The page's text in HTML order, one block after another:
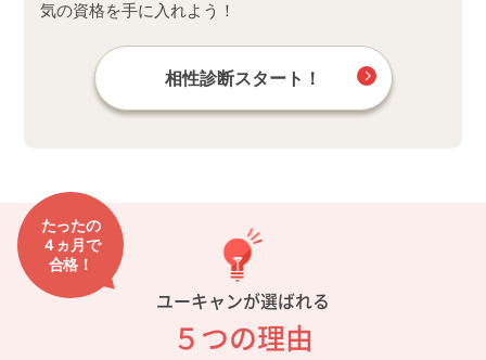
気の資格を手に入れよう！
相性診断スタート！
たったの
４ヵ月で
合格！
ユーキャンが選ばれる
５つの理由